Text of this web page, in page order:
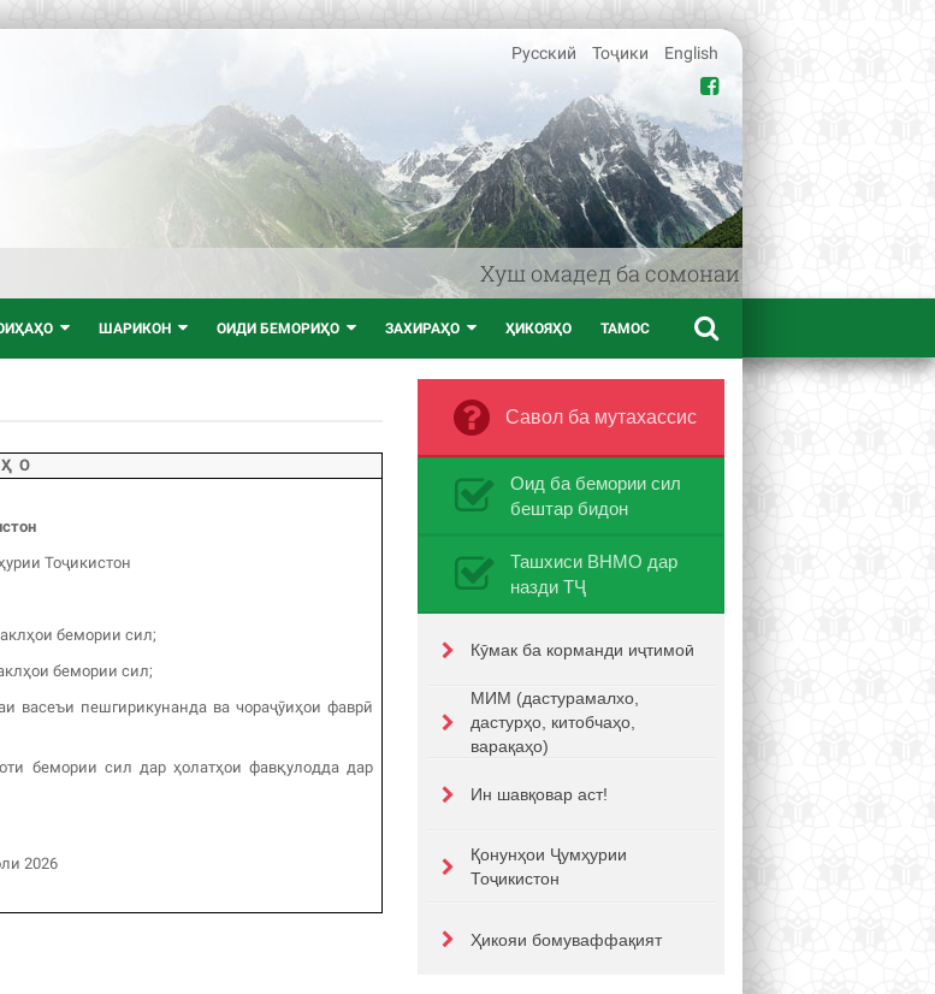
Хуш омадед ба сомонаи www.afif.tj –
Русский Тоҷики English
ШАРИКОН ОИДИ БЕМОРИҲО ЗАХИРАҲО ҲИКОЯҲО ТАМОС
О
Тоҷикистон
бемории сил;
бемории сил;
васеъи пешгирикунанда ва чораҷӯиҳои фаврӣ
бемории сил дар ҳолатҳои фавқулодда дар
2026
Савол ба мутахассис
Оид ба бемории сил
бештар бидон
Ташхиси ВНМО дар
назди ТҶ
Кӯмак ба корманди иҷтимоӣ
МИМ (дастурамалхо,
дастурҳо, китобчаҳо,
варақаҳо)
Ин шавқовар аст!
Қонунҳои Ҷумҳурии
Тоҷикистон
Ҳикояи бомуваффақият